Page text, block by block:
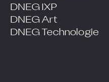
DNEG IXP
DNEG Art
DNEG Technologie